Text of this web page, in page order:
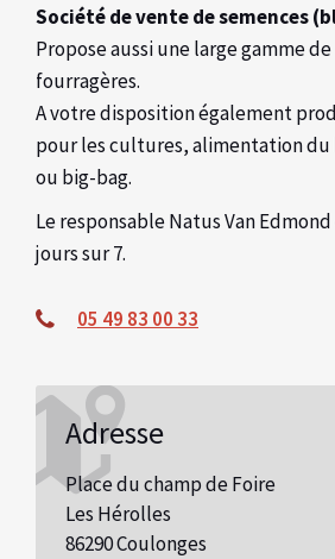
Société de vente de semences
Propose aussi une large gamme
fourragères.
A votre disposition également
pour les cultures, alimentation du
ou big-bag.
Le responsable Natus Van
jours sur 7.
05 49 83 00 33
Adresse
Place du champ de Foire
Les Hérolles
86290 Coulonges